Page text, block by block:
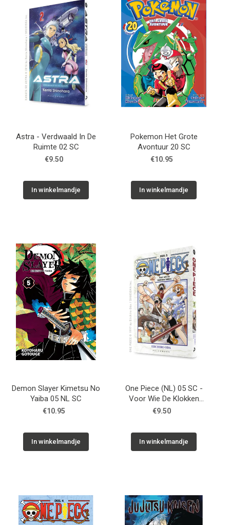
Astra - Verdwaald In De
Ruimte 02 SC
€9.50
In winkelmandje
Pokemon Het Grote
Avontuur 20 SC
€10.95
In winkelmandje
Demon Slayer Kimetsu No
Yaiba 05 NL SC
€10.95
In winkelmandje
One Piece (NL) 05 SC -
Voor Wie De Klokken
Luiden
€9.50
In winkelmandje